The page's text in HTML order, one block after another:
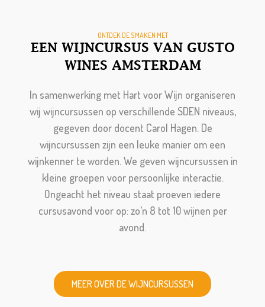
ONTDEK DE SMAKEN MET
EEN WIJNCURSUS VAN GUSTO
WINES AMSTERDAM
In samenwerking met Hart voor Wijn organiseren
wij wijncursussen op verschillende SDEN niveaus,
gegeven door docent Carol Hagen. De
wijncursussen zijn een leuke manier om een
wijnkenner te worden. We geven wijncursussen in
kleine groepen voor persoonlijke interactie.
Ongeacht het niveau staat proeven iedere
cursusavond voor op: zo’n 8 tot 10 wijnen per
avond.
MEER OVER DE WIJNCURSUSSEN